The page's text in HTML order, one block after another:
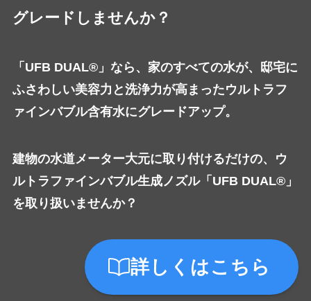
グレードしませんか？
「UFB DUAL®」なら、家のすべての水が、邸宅に
ふさわしい美容力と洗浄力が高まったウルトラフ
ァインバブル含有水にグレードアップ。
建物の水道メーター大元に取り付けるだけの、ウ
ルトラファインバブル生成ノズル「UFB DUAL®」
を取り扱いませんか？
詳しくはこちら